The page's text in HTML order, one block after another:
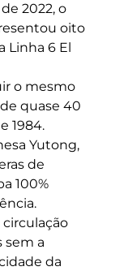
2022, o
oito
Linha 6 El
o mesmo
quase 40
1984.
Yutong,
de
100%
sem a
da